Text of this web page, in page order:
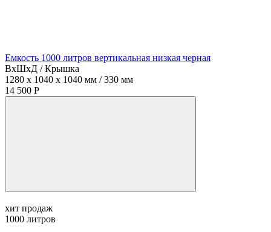
Емкость 1000 литров вертикальная низкая черная
ВхШхД / Крышка
1280 x 1040 x 1040 мм / 330 мм
14 500 Р
хит продаж
1000 литров